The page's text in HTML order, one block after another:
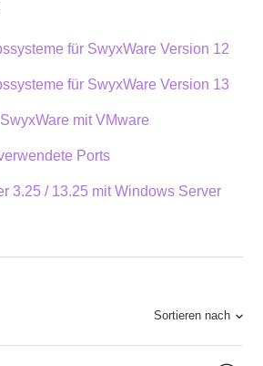
für SwyxWare Version 12
für SwyxWare Version 13
mit VMware
Ports
3.25 / 13.25 mit Windows Server
Sortieren nach